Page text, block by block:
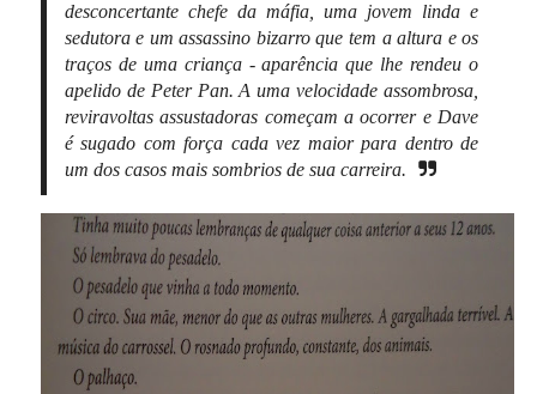
desconcertante chefe da máfia, uma jovem linda e
sedutora e um assassino bizarro que tem a altura e os
traços de uma criança - aparência que lhe rendeu o
apelido de Peter Pan. A uma velocidade assombrosa,
reviravoltas assustadoras começam a ocorrer e Dave
é sugado com força cada vez maior para dentro de
um dos casos mais sombrios de sua carreira.